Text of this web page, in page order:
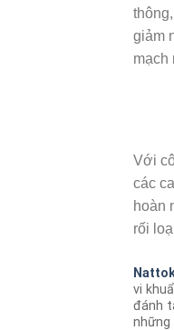
giảm
mạch
Với
các
hoàn
rối
vi
đánh